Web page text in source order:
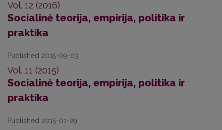
Vol. 12 (2016)
Socialinė teorija, empirija, politika ir
praktika
Published 2015-09-03
Vol. 11 (2015)
Socialinė teorija, empirija, politika ir
praktika
Published 2015-01-29